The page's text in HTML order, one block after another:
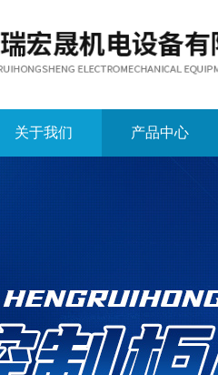
关于我们 产品中心